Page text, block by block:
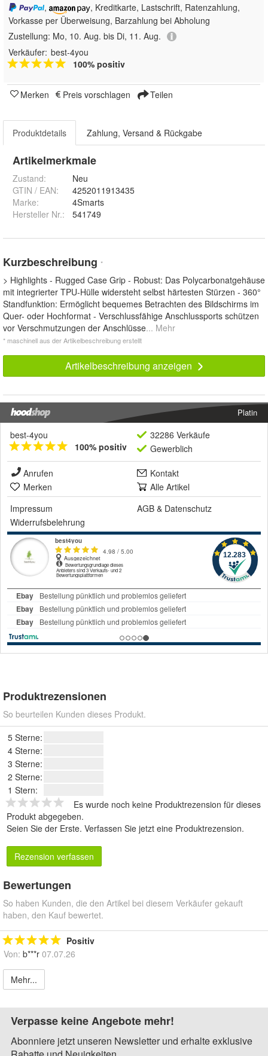
,
, Kreditkarte, Lastschrift, Ratenzahlung,
Vorkasse per Überweisung, Barzahlung bei Abholung
Zustellung: Mo, 10. Aug. bis Di, 11. Aug.
Verkäufer: best-4you
100% positiv
Merken Preis vorschlagen Teilen
Produktdetails Zahlung, Versand & Rückgabe
Artikelmerkmale
Zustand:
Neu
GTIN / EAN:
4252011913435
Marke:
4Smarts
Hersteller Nr.:
541749
Kurzbeschreibung *
> Highlights - Rugged Case Grip - Robust: Das Polycarbonatgehäuse
mit integrierter TPU-Hülle widersteht selbst härtesten Stürzen - 360°
Standfunktion: Ermöglicht bequemes Betrachten des Bildschirms im
Quer- oder Hochformat - Verschlussfähige Anschlussports schützen
vor Verschmutzungen der Anschlüsse... Mehr
* maschinell aus der Artikelbeschreibung erstellt
Artikelbeschreibung anzeigen
Platin
best-4you
100% positiv
32286 Verkäufe
Gewerblich
Anrufen
Kontakt
Merken
Alle Artikel
Impressum
AGB & Datenschutz
Widerrufsbelehrung
Produktrezensionen
So beurteilen Kunden dieses Produkt.
5 Sterne:
4 Sterne:
3 Sterne:
2 Sterne:
1 Stern:
Es wurde noch keine Produktrezension für dieses
Produkt abgegeben.
Seien Sie der Erste. Verfassen Sie jetzt eine Produktrezension.
Rezension verfassen
Bewertungen
So haben Kunden, die den Artikel bei diesem Verkäufer gekauft
haben, den Kauf bewertet.
Positiv
Von: b***r 07.07.26
Mehr...
Verpasse keine Angebote mehr!
Abonniere jetzt unseren Newsletter und erhalte exklusive